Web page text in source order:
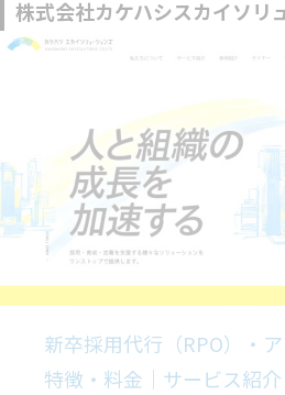
株式会社カケハシスカイソリ
新卒採用代行（RPO）・
特徴・料金｜サービス紹介